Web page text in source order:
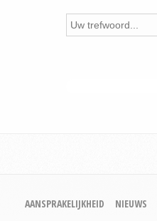
AANSPRAKELIJKHEID NIEUWS